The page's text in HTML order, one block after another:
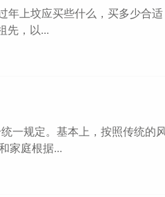
年上坟应买些什么，买多少合
先，以...
一规定。基本上，按照传统的
家庭根据...